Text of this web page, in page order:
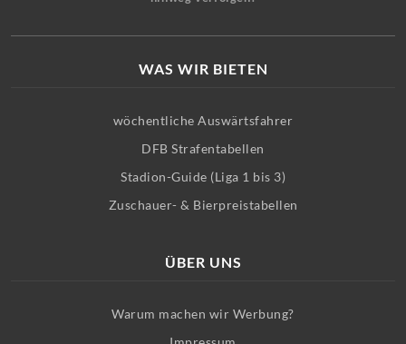
WAS WIR BIETEN
wöchentliche Auswärtsfahrer
DFB Strafentabellen
Stadion-Guide (Liga 1 bis 3)
Zuschauer- & Bierpreistabellen
ÜBER UNS
Warum machen wir Werbung?